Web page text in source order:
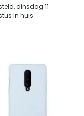
dinsdag 11
in huis